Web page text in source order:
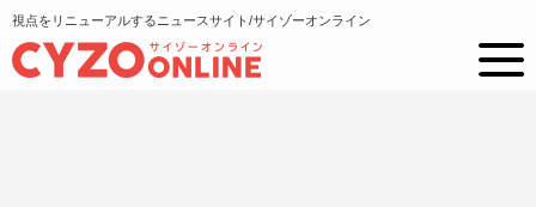
視点をリニューアルするニュースサイト/サイゾーオンライン